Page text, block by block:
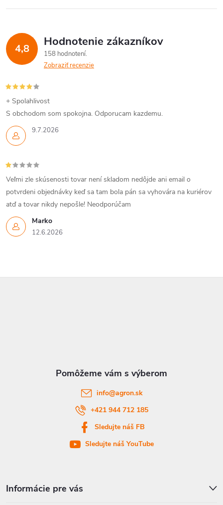
4,8 Hodnotenie zákazníkov
158 hodnotení
Zobraziť recenzie
9.7.2026
+ Spolahlivost
S obchodom som spokojna. Odporucam kazdemu.
Marko
12.6.2026
Veľmi zle skúsenosti tovar není skladom nedôjde ani email o
potvrdeni objednávky keď sa tam bola pán sa vyhovára na kuriérov
atď a tovar nikdy nepošle! Neodporúčam
Informácie pre vás
info@agron.sk
+421 944 712 185
Sledujte náš FB
Sledujte náš YouTube